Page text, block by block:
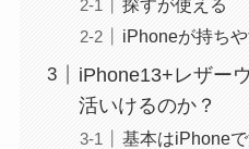
探すが使える
iPhoneが持ち
iPhone13+レザー
活いけるのか？
基本はiPhone